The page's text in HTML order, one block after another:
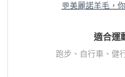
💬美麗諾羊毛，
適合運
跑步、自行車、健